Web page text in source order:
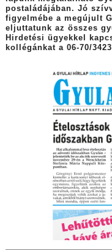
postaládájában. Jó
figyelmébe a megújult
eljuttatunk az összes
Hirdetési ügyekkel
kollégánkat a 06-70/